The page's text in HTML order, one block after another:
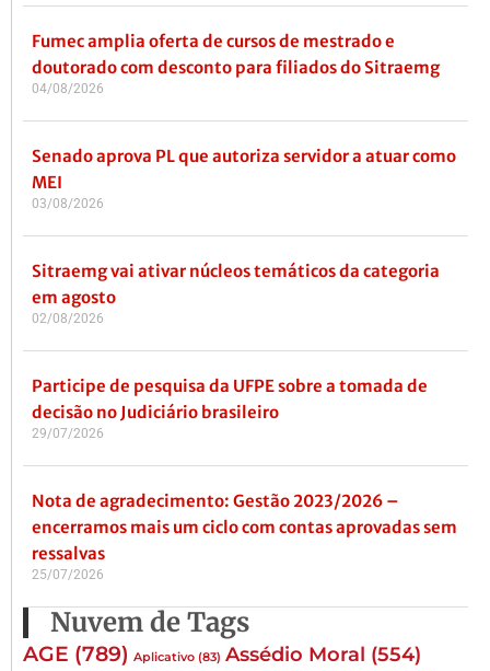
Fumec amplia oferta de cursos de mestrado e
doutorado com desconto para filiados do Sitraemg
04/08/2026
Senado aprova PL que autoriza servidor a atuar como
MEI
03/08/2026
Sitraemg vai ativar núcleos temáticos da categoria
em agosto
02/08/2026
Participe de pesquisa da UFPE sobre a tomada de
decisão no Judiciário brasileiro
29/07/2026
Nota de agradecimento: Gestão 2023/2026 –
encerramos mais um ciclo com contas aprovadas sem
ressalvas
25/07/2026
Nuvem de Tags
AGE (789) Aplicativo (83) Assédio Moral (554)